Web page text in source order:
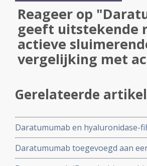
Reageer op
geeft uitstekende
actieve
vergelijking met
Gerelateerde
Daratumumab en hyaluronidase-
dexamethason geeft uitstekende
multiple myeloma die niet in
Daratumumab toegevoegd aan
dexamethason) geeft betere